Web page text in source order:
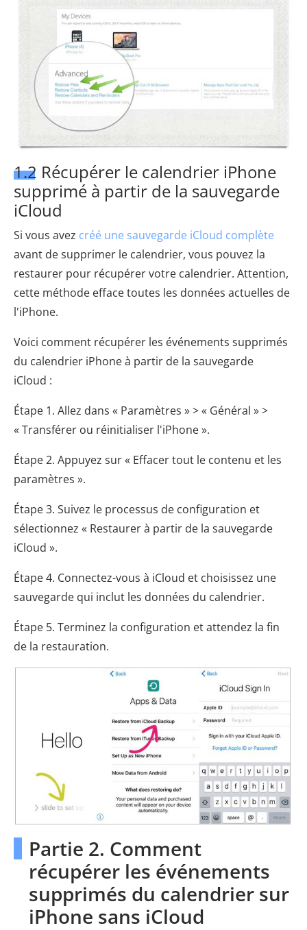
1.2 Récupérer le calendrier iPhone
supprimé à partir de la sauvegarde
iCloud
Si vous avez créé une sauvegarde iCloud complète
avant de supprimer le calendrier, vous pouvez la
restaurer pour récupérer votre calendrier. Attention,
cette méthode efface toutes les données actuelles de
l'iPhone.
Voici comment récupérer les événements supprimés
du calendrier iPhone à partir de la sauvegarde
iCloud :
Étape 1. Allez dans « Paramètres » > « Général » >
« Transférer ou réinitialiser l'iPhone ».
Étape 2. Appuyez sur « Effacer tout le contenu et les
paramètres ».
Étape 3. Suivez le processus de configuration et
sélectionnez « Restaurer à partir de la sauvegarde
iCloud ».
Étape 4. Connectez-vous à iCloud et choisissez une
sauvegarde qui inclut les données du calendrier.
Étape 5. Terminez la configuration et attendez la fin
de la restauration.
Partie 2. Comment
récupérer les événements
supprimés du calendrier sur
iPhone sans iCloud